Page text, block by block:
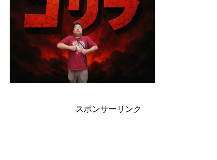
スポンサーリンク